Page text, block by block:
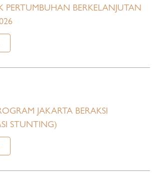
PERTUMBUHAN BERKELANJUTAN
JAKARTA BERAKSI
STUNTING)